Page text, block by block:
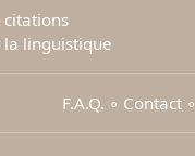
linguistique
F.A.Q. ∘ Contact∘